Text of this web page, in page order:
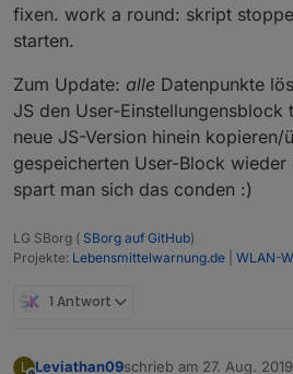
fixen. work a round: skript
starten.
Zum Update: alle Datenpunkte
JS den User-Einstellungensblock
neue JS-Version hinein kopieren/
gespeicherten User-Block wieder
spart man sich das conden :)
LG SBorg ( SBorg auf GitHub)
Projekte: Lebensmittelwarnung.de WLAN-
1 Antwort
L Leviathan09schrieb am 27. Aug.